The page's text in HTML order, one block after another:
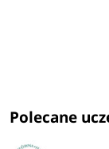
Polecane